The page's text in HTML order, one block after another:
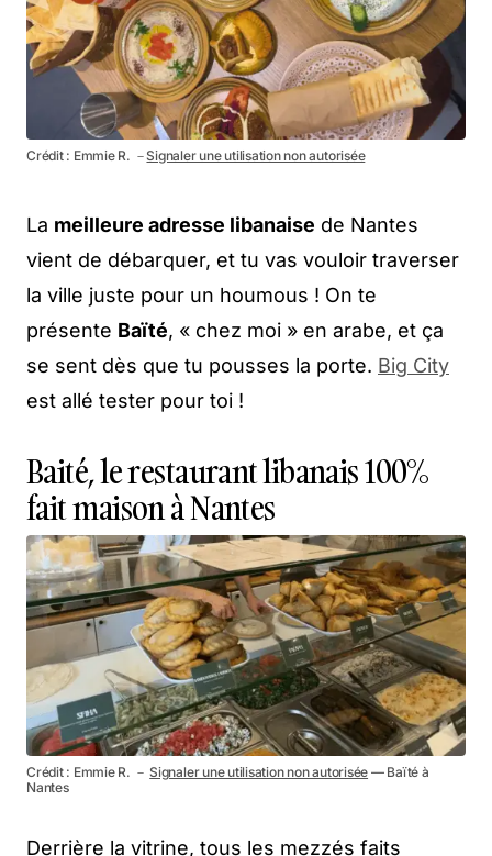
Crédit : Emmie R. －Signaler une utilisation non autorisée
La meilleure adresse libanaise de Nantes
vient de débarquer, et tu vas vouloir traverser
la ville juste pour un houmous ! On te
présente Baïté, « chez moi » en arabe, et ça
se sent dès que tu pousses la porte. Big City
est allé tester pour toi !
Baité, le restaurant libanais 100%
fait maison à Nantes
Crédit : Emmie R. －Signaler une utilisation non autorisée — Baïté à
Nantes
Derrière la vitrine, tous les mezzés faits